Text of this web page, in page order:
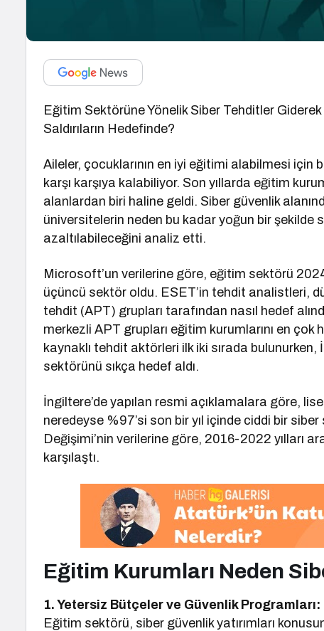
Eğitim Sektörüne Yönelik Siber Tehditler
Saldırıların Hedefinde?
Aileler, çocuklarının en iyi eğitimi alabilmesi
karşı karşıya kalabiliyor. Son yıllarda eğitim
alanlardan biri haline geldi. Siber güvenlik
üniversitelerin neden bu kadar yoğun bir şekilde
azaltılabileceğini analiz etti.
Microsoft’un verilerine göre, eğitim sektörü 2024
üçüncü sektör oldu. ESET’in tehdit analistleri,
tehdit (APT) grupları tarafından nasıl hedef
merkezli APT grupları eğitim kurumlarını en
kaynaklı tehdit aktörleri ilk iki sırada bulunurken,
sektörünü sıkça hedef aldı.
İngiltere’de yapılan resmi açıklamalara göre,
neredeyse %97’si son bir yıl içinde ciddi bir siber
Değişimi’nin verilerine göre, 2016-2022 yılları
karşılaştı.
Eğitim Kurumları Neden
1. Yetersiz Bütçeler ve Güvenlik Programları:
Eğitim sektörü, siber güvenlik yatırımları